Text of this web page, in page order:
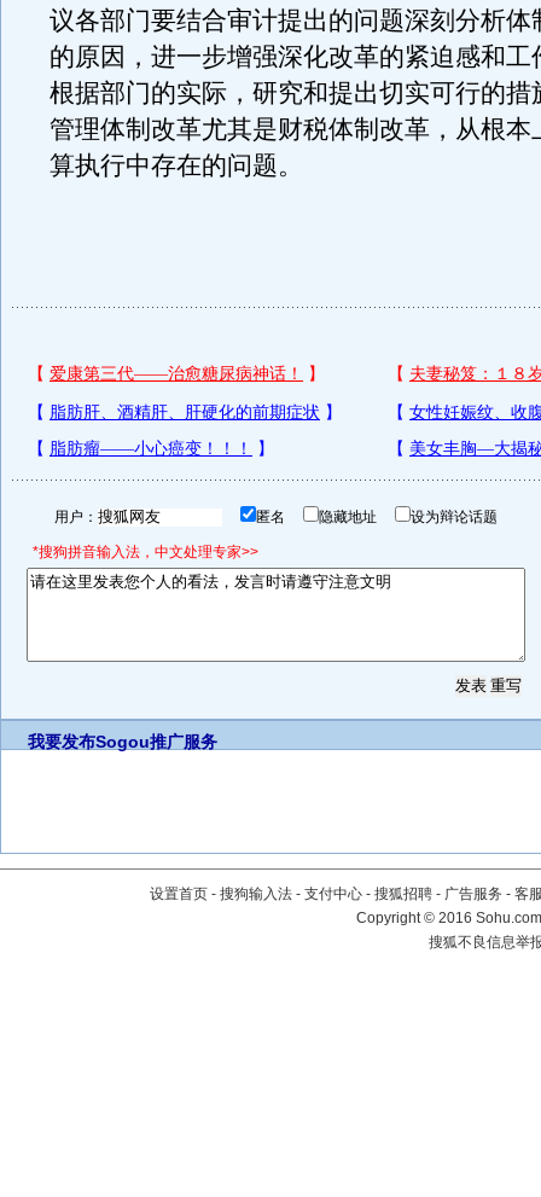
议各部门要结合审计提出的问题深刻分析体
的原因，进一步增强深化改革的紧迫感和工
根据部门的实际，研究和提出切实可行的措
管理体制改革尤其是财税体制改革，从根本
算执行中存在的问题。
用户： 匿名 隐藏地址 设为辩论话题
*搜狗拼音输入法，中文处理专家>>
我要发布Sogou推广服务
设置首页 - 搜狗输入法 - 支付中心 - 搜狐招聘 - 广告服务 - 客
Copyright©2016
搜狐不良信息举